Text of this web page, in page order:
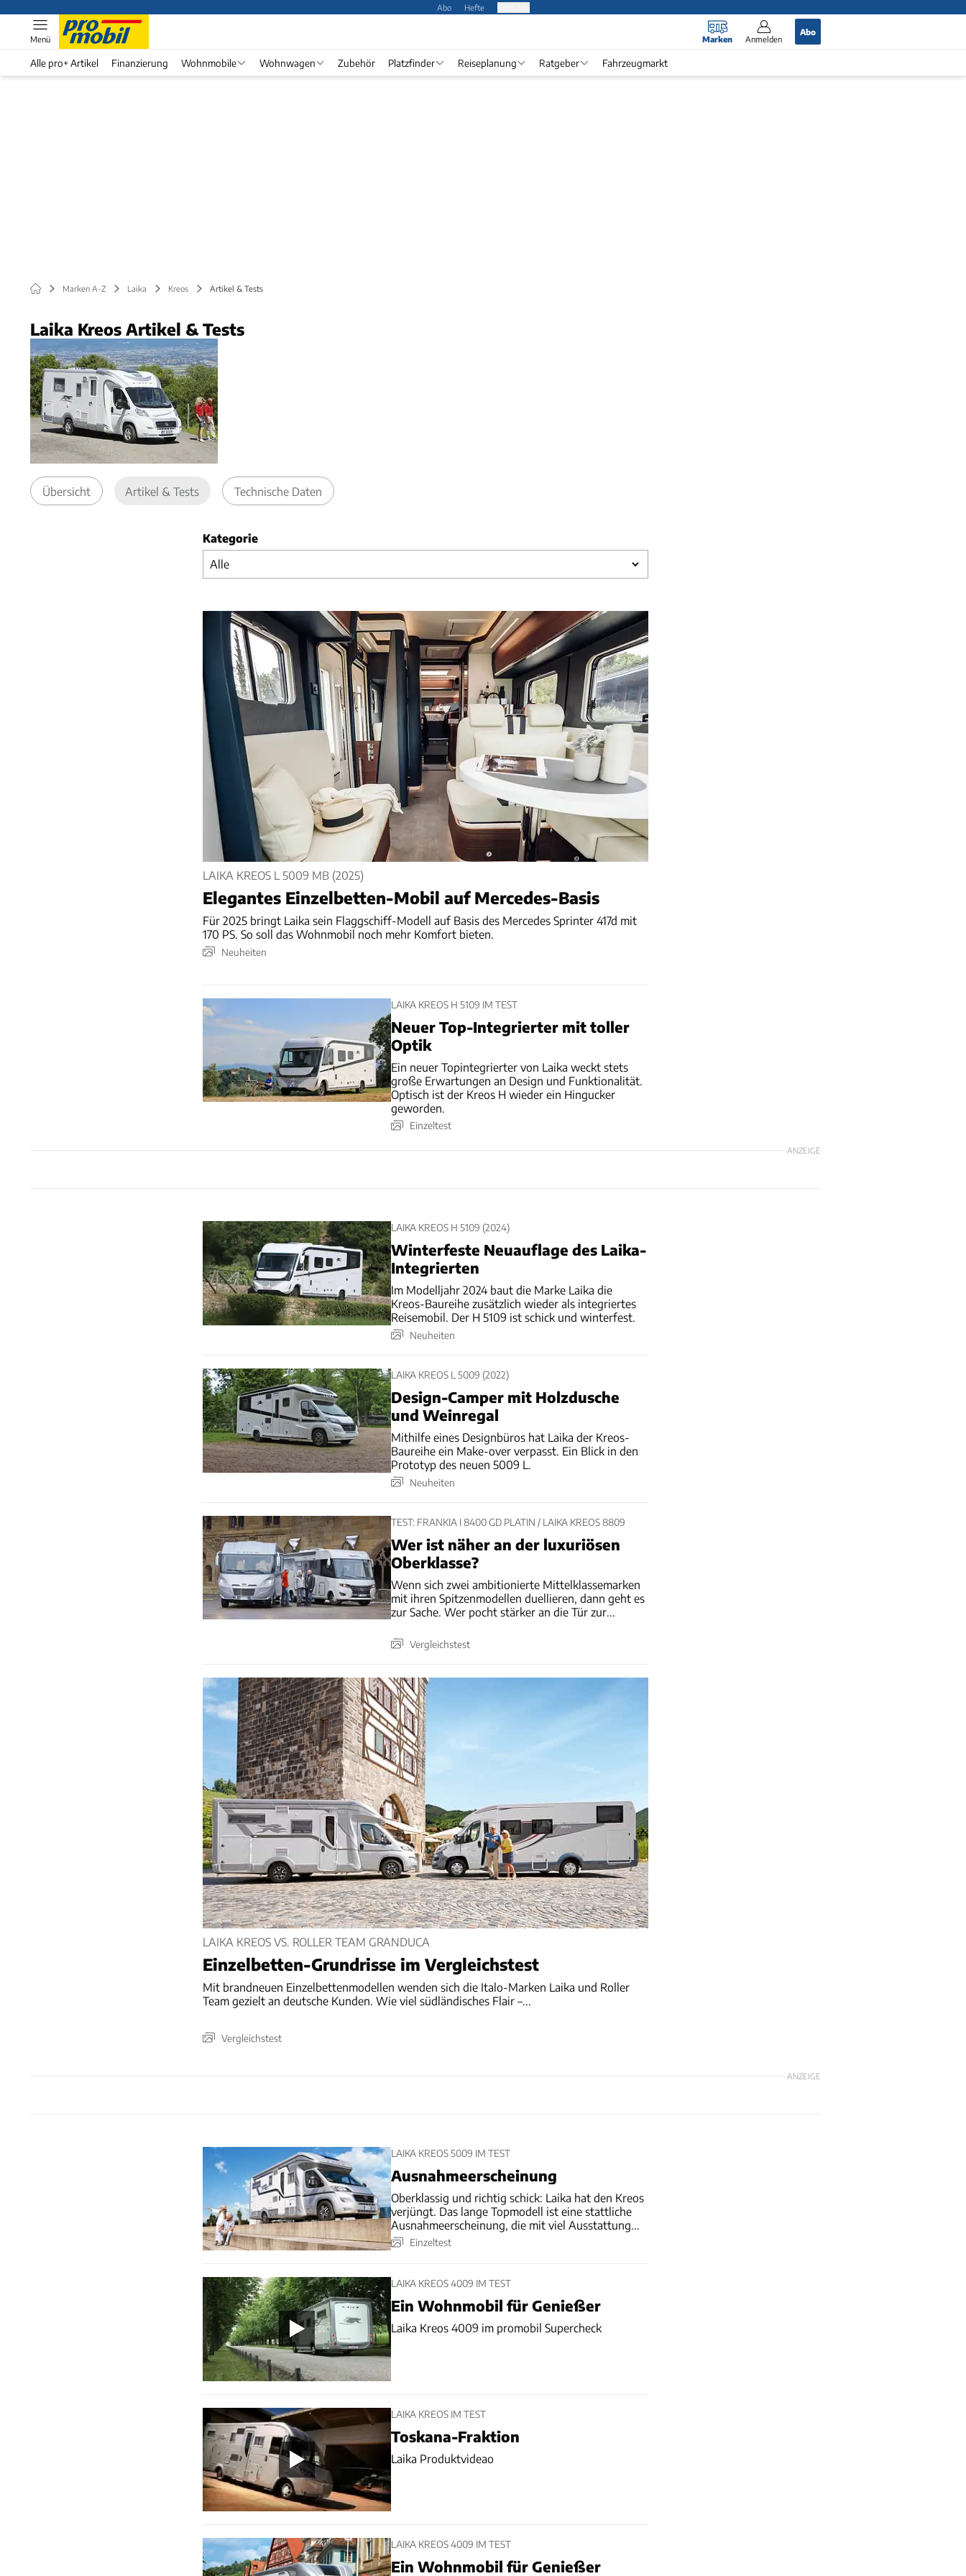
Abo Hefte
Marken Anmelden
Abo
Menü
Alle pro+ Artikel Finanzierung Wohnmobile Wohnwagen Zubehör Platzfinder Reiseplanung Ratgeber Fahrzeugmarkt
Marken A-Z Laika Kreos Artikel & Tests
Laika Kreos Artikel & Tests
Übersicht Artikel & Tests Technische Daten
Kategorie
LAIKA KREOS L 5009 MB (2025)
Elegantes Einzelbetten-Mobil auf Mercedes-Basis
Für 2025 bringt Laika sein Flaggschiff-Modell auf Basis des Mercedes Sprinter 417d mit
170 PS. So soll das Wohnmobil noch mehr Komfort bieten.
Neuheiten
LAIKA KREOS H 5109 IM TEST
Neuer Top-Integrierter mit toller
Optik
Ein neuer Topintegrierter von Laika weckt stets
große Erwartungen an Design und Funktionalität.
Optisch ist der Kreos H wieder ein Hingucker
geworden.
Einzeltest
ANZEIGE
LAIKA KREOS H 5109 (2024)
Winterfeste Neuauflage des Laika-
Integrierten
Im Modelljahr 2024 baut die Marke Laika die
Kreos-Baureihe zusätzlich wieder als integriertes
Reisemobil. Der H 5109 ist schick und winterfest.
Neuheiten
LAIKA KREOS L 5009 (2022)
Design-Camper mit Holzdusche
und Weinregal
Mithilfe eines Designbüros hat Laika der Kreos-
Baureihe ein Make-over verpasst. Ein Blick in den
Prototyp des neuen 5009 L.
Neuheiten
TEST: FRANKIA I 8400 GD PLATIN / LAIKA KREOS 8809
Wer ist näher an der luxuriösen
Oberklasse?
Wenn sich zwei ambitionierte Mittelklassemarken
mit ihren Spitzenmodellen duellieren, dann geht es
zur Sache. Wer pocht stärker an die Tür zur...
Vergleichstest
LAIKA KREOS VS. ROLLER TEAM GRANDUCA
Einzelbetten-Grundrisse im Vergleichstest
Mit brandneuen Einzelbettenmodellen wenden sich die Italo-Marken Laika und Roller
Team gezielt an deutsche Kunden. Wie viel südländisches Flair –...
Vergleichstest
ANZEIGE
LAIKA KREOS 5009 IM TEST
Ausnahmeerscheinung
Oberklassig und richtig schick: Laika hat den Kreos
verjüngt. Das lange Topmodell ist eine stattliche
Ausnahmeerscheinung, die mit viel Ausstattung...
Einzeltest
LAIKA KREOS 4009 IM TEST
Ein Wohnmobil für Genießer
Laika Kreos 4009 im promobil Supercheck
LAIKA KREOS IM TEST
Toskana-Fraktion
Laika Produktvideao
LAIKA KREOS 4009 IM TEST
Ein Wohnmobil für Genießer